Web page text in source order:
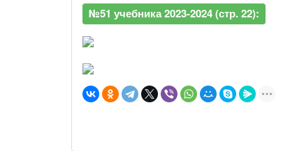
№51 учебника 2023-2024 (стр. 22):